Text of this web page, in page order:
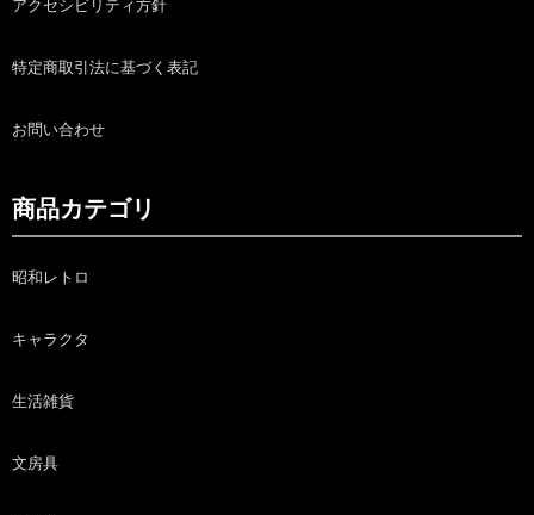
アクセシビリティ方針
特定商取引法に基づく表記
お問い合わせ
商品カテゴリ
昭和レトロ
キャラクタ
生活雑貨
文房具